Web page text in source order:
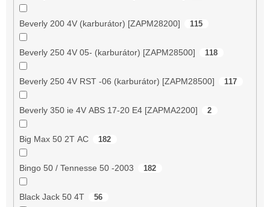
Beverly 200 4V (karburátor) [ZAPM28200] 115
Beverly 250 4V 05- (karburátor) [ZAPM28500] 118
Beverly 250 4V RST -06 (karburátor) [ZAPM28500] 117
Beverly 350 ie 4V ABS 17-20 E4 [ZAPMA2200] 2
Big Max 50 2T AC 182
Bingo 50 / Tennesse 50 -2003 182
Black Jack 50 4T 56